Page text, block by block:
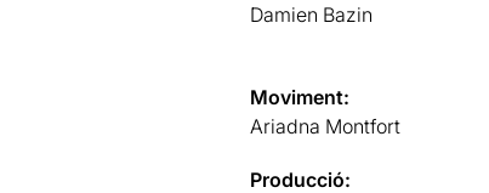
Damien Bazin
Moviment:
Ariadna Montfort
Producció: